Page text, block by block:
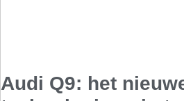
Audi Q9: het